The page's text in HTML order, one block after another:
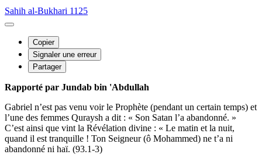
Sahih al-Bukhari 1125
Copier
Signaler une erreur
Partager
Rapporté par Jundab bin 'Abdullah
Gabriel n’est pas venu voir le Prophète (pendant un certain temps) et
l’une des femmes Quraysh a dit : « Son Satan l’a abandonné. »
C’est ainsi que vint la Révélation divine : « Le matin et la nuit,
quand il est tranquille ! Ton Seigneur (ô Mohammed) ne t’a ni
abandonné ni haï. (93.1-3)